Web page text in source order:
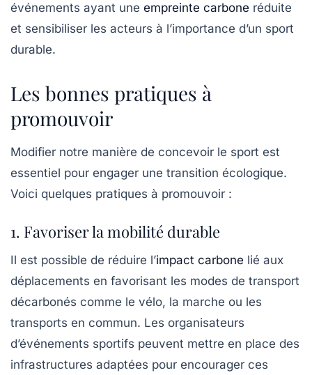
événements ayant une empreinte carbone réduite
et sensibiliser les acteurs à l’importance d’un sport
durable.
Les bonnes pratiques à
promouvoir
Modifier notre manière de concevoir le sport est
essentiel pour engager une transition écologique.
Voici quelques pratiques à promouvoir :
1. Favoriser la mobilité durable
Il est possible de réduire l’impact carbone lié aux
déplacements en favorisant les modes de transport
décarbonés comme le vélo, la marche ou les
transports en commun. Les organisateurs
d’événements sportifs peuvent mettre en place des
infrastructures adaptées pour encourager ces